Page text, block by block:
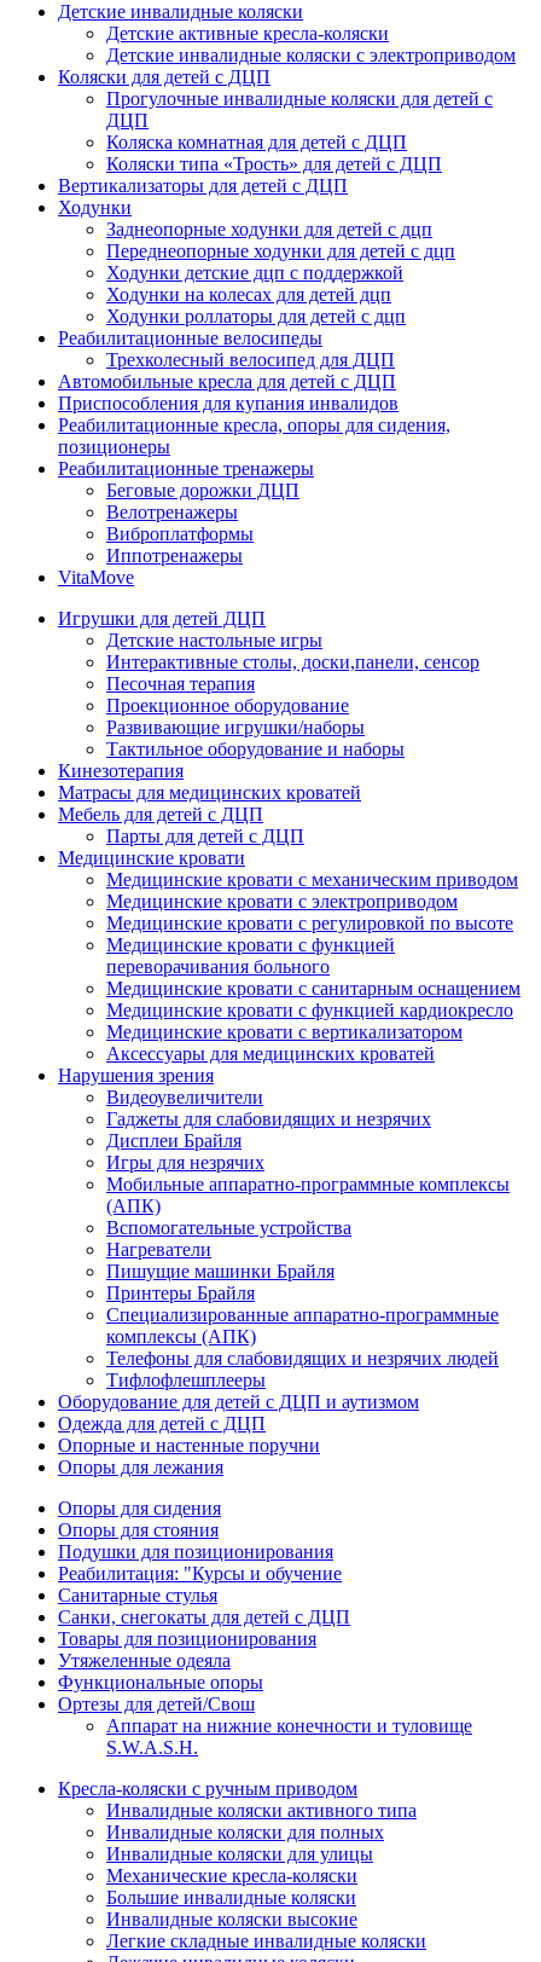
Детские инвалидные коляски
Детские активные кресла-коляски
Детские инвалидные коляски с электроприводом
Коляски для детей с ДЦП
Прогулочные инвалидные коляски для детей с
ДЦП
Коляска комнатная для детей с ДЦП
Коляски типа «Трость» для детей с ДЦП
Вертикализаторы для детей с ДЦП
Ходунки
Заднеопорные ходунки для детей с дцп
Переднеопорные ходунки для детей с дцп
Ходунки детские дцп с поддержкой
Ходунки на колесах для детей дцп
Ходунки роллаторы для детей с дцп
Реабилитационные велосипеды
Трехколесный велосипед для ДЦП
Автомобильные кресла для детей с ДЦП
Приспособления для купания инвалидов
Реабилитационные кресла, опоры для сидения,
позиционеры
Реабилитационные тренажеры
Беговые дорожки ДЦП
Велотренажеры
Виброплатформы
Иппотренажеры
VitaMove
Игрушки для детей ДЦП
Детские настольные игры
Интерактивные столы, доски,панели, сенсор
Песочная терапия
Проекционное оборудование
Развивающие игрушки/наборы
Тактильное оборудование и наборы
Кинезотерапия
Матрасы для медицинских кроватей
Мебель для детей с ДЦП
Парты для детей с ДЦП
Медицинские кровати
Медицинские кровати с механическим приводом
Медицинские кровати с электроприводом
Медицинские кровати с регулировкой по высоте
Медицинские кровати с функцией
переворачивания больного
Медицинские кровати с санитарным оснащением
Медицинские кровати с функцией кардиокресло
Медицинские кровати с вертикализатором
Аксессуары для медицинских кроватей
Нарушения зрения
Видеоувеличители
Гаджеты для слабовидящих и незрячих
Дисплеи Брайля
Игры для незрячих
Мобильные аппаратно-программные комплексы
(АПК)
Вспомогательные устройства
Нагреватели
Пишущие машинки Брайля
Принтеры Брайля
Специализированные аппаратно-программные
комплексы (АПК)
Телефоны для слабовидящих и незрячих людей
Тифлофлешплееры
Оборудование для детей с ДЦП и аутизмом
Одежда для детей с ДЦП
Опорные и настенные поручни
Опоры для лежания
Опоры для сидения
Опоры для стояния
Подушки для позиционирования
Реабилитация: "Курсы и обучение
Санитарные стулья
Санки, снегокаты для детей с ДЦП
Товары для позиционирования
Утяжеленные одеяла
Функциональные опоры
Ортезы для детей/Свош
Аппарат на нижние конечности и туловище
S.W.A.S.H.
Кресла-коляски с ручным приводом
Инвалидные коляски активного типа
Инвалидные коляски для полных
Инвалидные коляски для улицы
Механические кресла-коляски
Большие инвалидные коляски
Инвалидные коляски высокие
Легкие складные инвалидные коляски